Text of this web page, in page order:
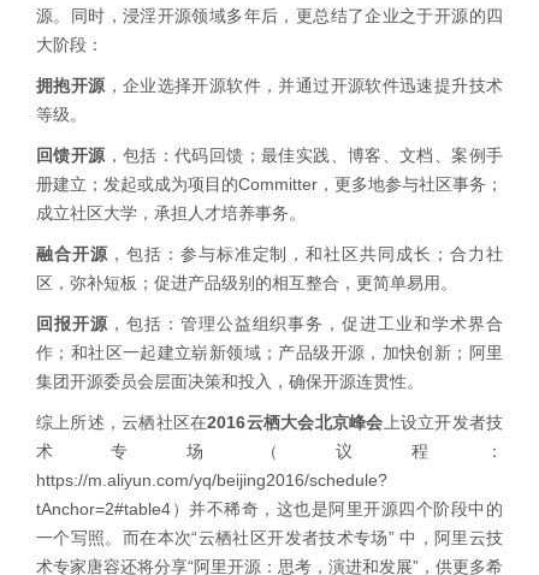
源。同时，浸淫开源领域多年后，更总结了企业之于开源的四
大阶段：
拥抱开源 ，企业选择开源软件，并通过开源软件迅速提升技术
等级。
回馈开源 ，包括：代码回馈；最佳实践、博客、文档、案例手
册建立；发起或成为项目的Committer，更多地参与社区事务；
成立社区大学，承担人才培养事务。
融合开源 ，包括：参与标准定制，和社区共同成长；合力社
区，弥补短板；促进产品级别的相互整合，更简单易用。
回报开源 ，包括：管理公益组织事务，促进工业和学术界合
作；和社区一起建立崭新领域；产品级开源，加快创新；阿里
集团开源委员会层面决策和投入，确保开源连贯性。
综上所述，云栖社区在2016云栖大会北京峰会 上设立开发者技
术专场（议程：
https://m.aliyun.com/yq/beijing2016/schedule?
tAnchor=2#table4）并不稀奇，这也是阿里开源四个阶段中的
一个写照。而在本次“云栖社区开发者技术专场” 中，阿里云技
术专家唐容还将分享“阿里开源：思考，演进和发展”，供更多希